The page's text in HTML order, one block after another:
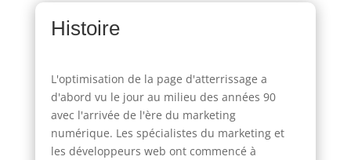
Histoire
L'optimisation de la page d'atterrissage a
d'abord vu le jour au milieu des années 90
avec l'arrivée de l'ère du marketing
numérique. Les spécialistes du marketing et
les développeurs web ont commencé à